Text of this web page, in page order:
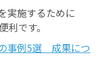
実施するために
です。
事例5選 成果につ